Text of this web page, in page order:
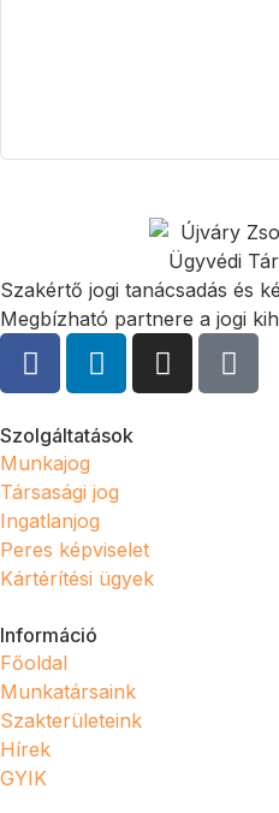
Szakértő jogi tanácsadás és
Megbízható partnere a jogi
Szolgáltatások
Munkajog
Társasági jog
Ingatlanjog
Peres képviselet
Kártérítési ügyek
Információ
Főoldal
Munkatársaink
Szakterületeink
Hírek
GYIK